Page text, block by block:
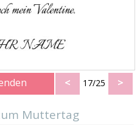
< 17/25 >
Muttertag